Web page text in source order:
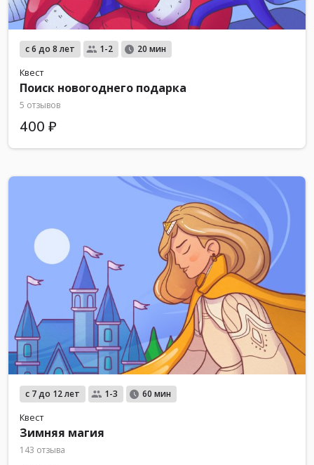
с 6 до 8 лет 1-2 20 мин
Квест
Поиск новогоднего подарка
5 отзывов
400 ₽
с 7 до 12 лет 1-3 60 мин
Квест
Зимняя магия
143 отзыва